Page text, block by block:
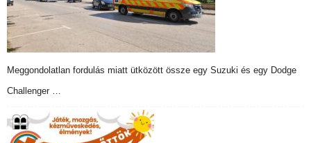
Meggondolatlan fordulás miatt ütközött össze egy Suzuki és egy Dodge
Challenger …